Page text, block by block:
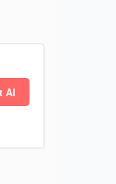
Al